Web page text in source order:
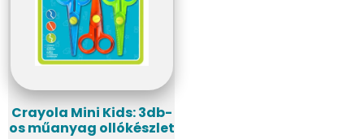
Crayola Mini Kids: 3db-
os műanyag ollókészlet